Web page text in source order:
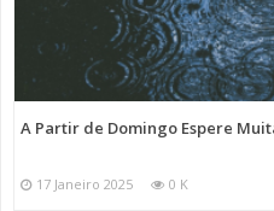
A Partir de Domingo Espere
17 Janeiro 2025 0 K